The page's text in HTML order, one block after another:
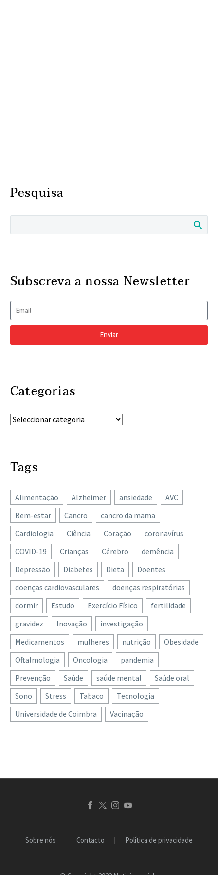
Pesquisa
Subscreva a nossa Newsletter
Enviar
Categorias
Tags
Alimentação Alzheimer ansiedade
AVC
Bem-estar
Cancro
cancro da mama
Cardiologia
Ciência Coração
coronavírus
COVID-19
Crianças Cérebro
demência
Depressão
Diabetes Dieta
Doentes
doenças cardiovasculares
doenças respiratórias
dormir
Estudo Exercício Físico
fertilidade
gravidez
Inovação
investigação
Medicamentos
mulheres nutrição
Obesidade
Oftalmologia
Oncologia
pandemia
Prevenção
Saúde saúde mental
Saúde oral
Sono
Stress Tabaco
Tecnologia
Universidade de Coimbra
Vacinação
Sobre nós Contacto Política de privacidade